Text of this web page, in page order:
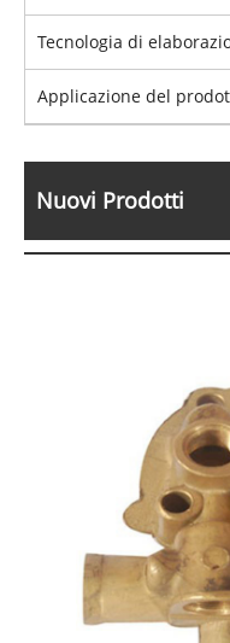
Tecnologia di
Applicazione del
Nuovi Prodotti